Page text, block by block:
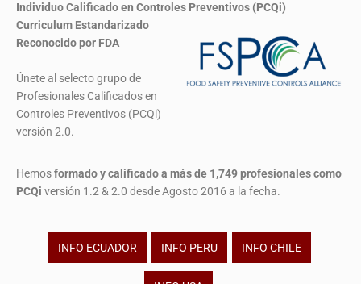
Individuo Calificado en Controles Preventivos (PCQi)
Curriculum Estandarizado
Reconocido por FDA
Únete al selecto grupo de
Profesionales Calificados en
Controles Preventivos (PCQi)
versión 2.0.
Hemosformado y calificado a más de 1,749 profesionalescomo
PCQi versión 1.2 & 2.0 desde Agosto 2016 a la fecha.
INFO ECUADOR INFO PERU INFO CHILE